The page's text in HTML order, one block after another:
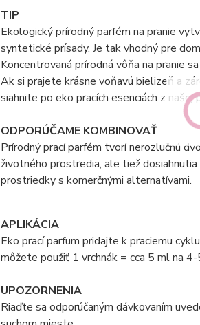
TIP
Ekologický prírodný parfém na pranie
syntetické prísady. Je tak vhodný pre
Koncentrovaná prírodná vôňa na pranie
Ak si prajete krásne voňavú bielizeň a
siahnite po eko pracích esenciách z našej
ODPORÚČAME KOMBINOVAŤ
Prírodný prací parfém tvorí nerozlučnú
životného prostredia, ale tiež
prostriedky s komerčnými alternatívami.
APLIKÁCIA
Eko prací parfum pridajte k praciemu
môžete použiť 1 vrchnák = cca 5 ml na
UPOZORNENIA
Riaďte sa odporúčaným dávkovaním